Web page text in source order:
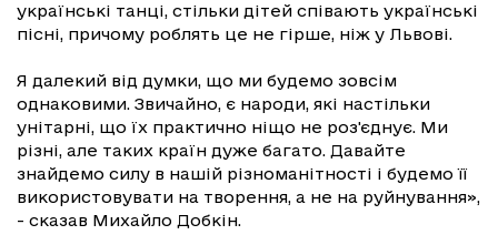
українські танці, стільки дітей співають українські
пісні, причому роблять це не гірше, ніж у Львові.
Я далекий від думки, що ми будемо зовсім
однаковими. Звичайно, є народи, які настільки
унітарні, що їх практично ніщо не роз'єднує. Ми
різні, але таких країн дуже багато. Давайте
знайдемо силу в нашій різноманітності і будемо її
використовувати на творення, а не на руйнування»,
- сказав Михайло Добкін.